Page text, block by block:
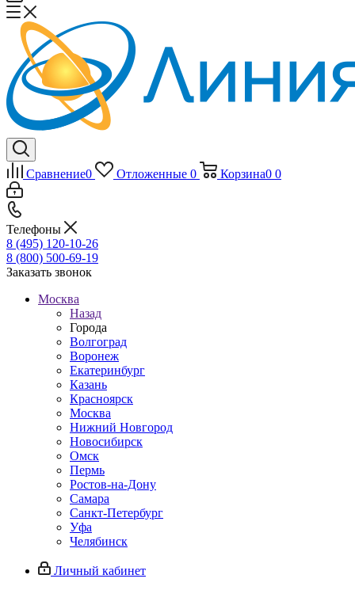
Сравнение0 Отложенные 0 Корзина0 0
Телефоны
8 (495) 120-10-26
8 (800) 500-69-19
Заказать звонок
Москва
Назад
Города
Волгоград
Воронеж
Екатеринбург
Казань
Красноярск
Москва
Нижний Новгород
Новосибирск
Омск
Пермь
Ростов-на-Дону
Самара
Санкт-Петербург
Уфа
Челябинск
Личный кабинет